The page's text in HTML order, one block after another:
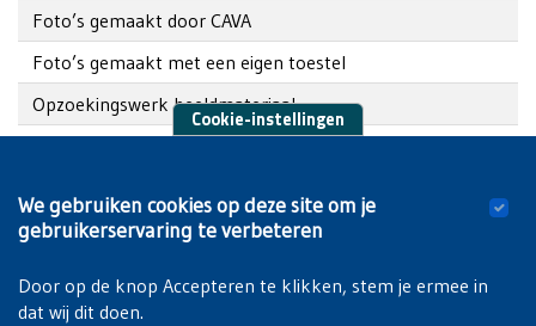
Foto’s gemaakt door CAVA
Foto’s gemaakt met een eigen toestel
Opzoekingswerk beeldmateriaal
Publicatierecht voor commercieel gebruik
Cookie-instellingen
We gebruiken cookies op deze site om je
gebruikerservaring te verbeteren
Door op de knop Accepteren te klikken, stem je ermee in
dat wij dit doen.